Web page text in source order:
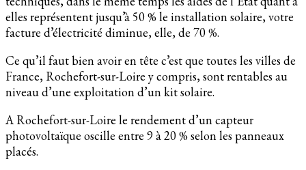
elles représentent jusqu’à 50 % le installation solaire, votre
facture d’électricité diminue, elle, de 70 %.
Ce qu’il faut bien avoir en tête c’est que toutes les villes de
France, Rochefort-sur-Loire y compris, sont rentables au
niveau d’une exploitation d’un kit solaire.
A Rochefort-sur-Loire le rendement d’un capteur
photovoltaïque oscille entre 9 à 20 % selon les panneaux
placés.